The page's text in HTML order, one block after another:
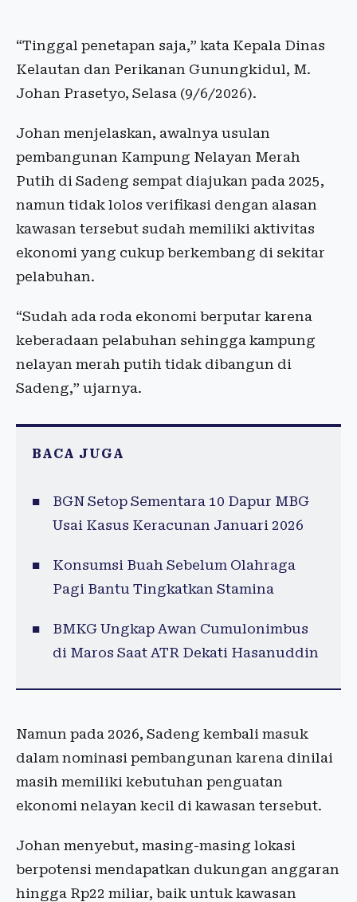
“Tinggal penetapan saja,” kata Kepala Dinas
Kelautan dan Perikanan Gunungkidul, M.
Johan Prasetyo, Selasa (9/6/2026).
Johan menjelaskan, awalnya usulan
pembangunan Kampung Nelayan Merah
Putih di Sadeng sempat diajukan pada 2025,
namun tidak lolos verifikasi dengan alasan
kawasan tersebut sudah memiliki aktivitas
ekonomi yang cukup berkembang di sekitar
pelabuhan.
“Sudah ada roda ekonomi berputar karena
keberadaan pelabuhan sehingga kampung
nelayan merah putih tidak dibangun di
Sadeng,” ujarnya.
BACA JUGA
BGN Setop Sementara 10 Dapur MBG
Usai Kasus Keracunan Januari 2026
Konsumsi Buah Sebelum Olahraga
Pagi Bantu Tingkatkan Stamina
BMKG Ungkap Awan Cumulonimbus
di Maros Saat ATR Dekati Hasanuddin
Namun pada 2026, Sadeng kembali masuk
dalam nominasi pembangunan karena dinilai
masih memiliki kebutuhan penguatan
ekonomi nelayan kecil di kawasan tersebut.
Johan menyebut, masing-masing lokasi
berpotensi mendapatkan dukungan anggaran
hingga Rp22 miliar, baik untuk kawasan